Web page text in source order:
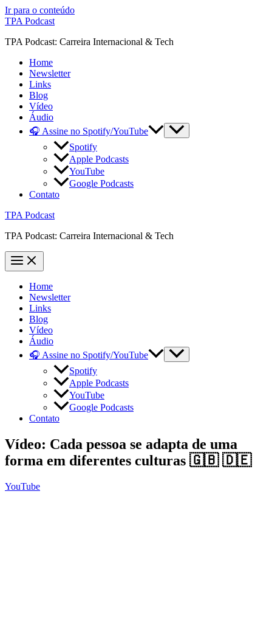
Ir para o conteúdo
TPA Podcast
TPA Podcast: Carreira Internacional & Tech
Home
Newsletter
Links
Blog
Vídeo
Áudio
🎧 Assine no Spotify/YouTube
Spotify
Apple Podcasts
YouTube
Google Podcasts
Contato
TPA Podcast
TPA Podcast: Carreira Internacional & Tech
Home
Newsletter
Links
Blog
Vídeo
Áudio
🎧 Assine no Spotify/YouTube
Spotify
Apple Podcasts
YouTube
Google Podcasts
Contato
Vídeo: Cada pessoa se adapta de uma
forma em diferentes culturas 🇬🇧 🇩🇪
YouTube